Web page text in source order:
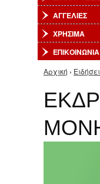
ΑΓΓΕΛΙΕΣ
ΧΡΗΣΙΜΑ
ΕΠΙΚΟΙΝΩΝΙΑ
Είστε
Αρχική ›